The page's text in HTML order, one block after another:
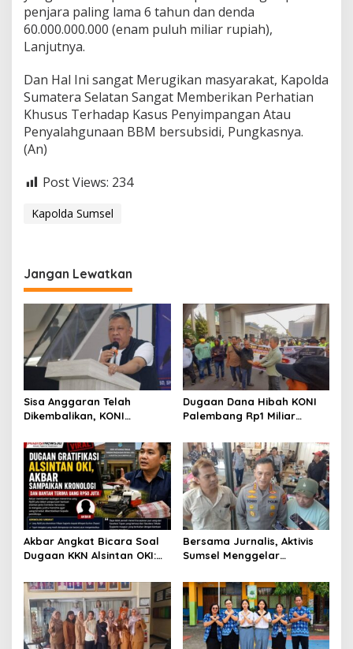
penjara paling lama 6 tahun dan denda
60.000.000.000 (enam puluh miliar rupiah),
Lanjutnya.
Dan Hal Ini sangat Merugikan masyarakat, Kapolda
Sumatera Selatan Sangat Memberikan Perhatian
Khusus Terhadap Kasus Penyimpangan Atau
Penyalahgunaan BBM bersubsidi, Pungkasnya.
(An)
Post Views: 234
Kapolda Sumsel
Jangan Lewatkan
Sisa Anggaran Telah
Dikembalikan, KONI
Tuntutan LSM GRANSI
Dugaan Dana Hibah KONI
Palembang Rp1 Miliar
Datangi Kejari Tuntut
Pemeriksaan Menyeluruh
Akbar Angkat Bicara Soal
Dugaan KKN Alsintan OKI:
Dikembalikan kepada
Pemiliknya”
Bersama Jurnalis, Aktivis
Sumsel Menggelar
Kapolrestabes Palembang